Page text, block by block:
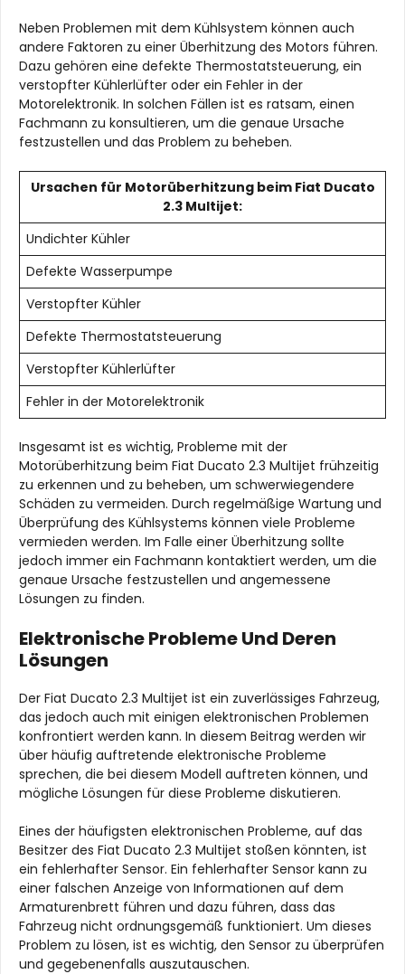
Neben Problemen mit dem Kühlsystem können auch
andere Faktoren zu einer Überhitzung des Motors führen.
Dazu gehören eine defekte Thermostatsteuerung, ein
verstopfter Kühlerlüfter oder ein Fehler in der
Motorelektronik. In solchen Fällen ist es ratsam, einen
Fachmann zu konsultieren, um die genaue Ursache
festzustellen und das Problem zu beheben.
Ursachen für Motorüberhitzung beim Fiat Ducato
2.3 Multijet:
Undichter Kühler
Defekte Wasserpumpe
Verstopfter Kühler
Defekte Thermostatsteuerung
Verstopfter Kühlerlüfter
Fehler in der Motorelektronik
Insgesamt ist es wichtig, Probleme mit der
Motorüberhitzung beim Fiat Ducato 2.3 Multijet frühzeitig
zu erkennen und zu beheben, um schwerwiegendere
Schäden zu vermeiden. Durch regelmäßige Wartung und
Überprüfung des Kühlsystems können viele Probleme
vermieden werden. Im Falle einer Überhitzung sollte
jedoch immer ein Fachmann kontaktiert werden, um die
genaue Ursache festzustellen und angemessene
Lösungen zu finden.
Elektronische Probleme Und Deren
Lösungen
Der Fiat Ducato 2.3 Multijet ist ein zuverlässiges Fahrzeug,
das jedoch auch mit einigen elektronischen Problemen
konfrontiert werden kann. In diesem Beitrag werden wir
über häufig auftretende elektronische Probleme
sprechen, die bei diesem Modell auftreten können, und
mögliche Lösungen für diese Probleme diskutieren.
Eines der häufigsten elektronischen Probleme, auf das
Besitzer des Fiat Ducato 2.3 Multijet stoßen könnten, ist
ein fehlerhafter Sensor. Ein fehlerhafter Sensor kann zu
einer falschen Anzeige von Informationen auf dem
Armaturenbrett führen und dazu führen, dass das
Fahrzeug nicht ordnungsgemäß funktioniert. Um dieses
Problem zu lösen, ist es wichtig, den Sensor zu überprüfen
und gegebenenfalls auszutauschen.